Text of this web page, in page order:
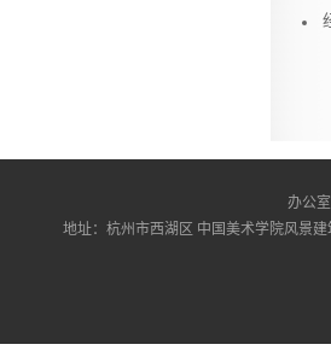
办公
地址：杭州市西湖区 中国美术学院风景建